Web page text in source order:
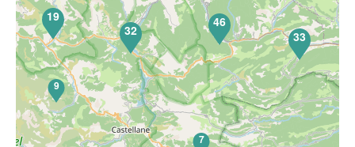
7
9
19
32
46
33